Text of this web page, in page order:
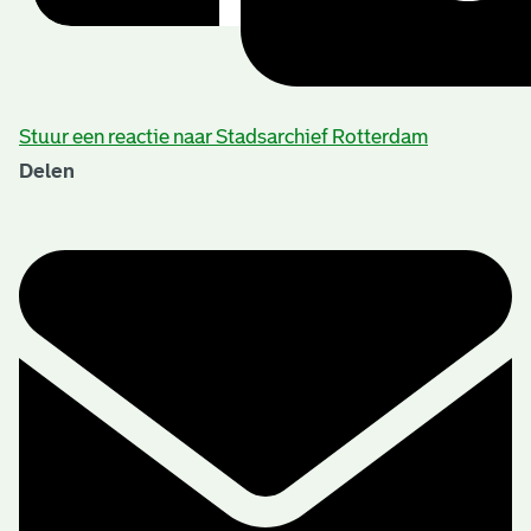
Stuur een reactie naar Stadsarchief Rotterdam
Delen